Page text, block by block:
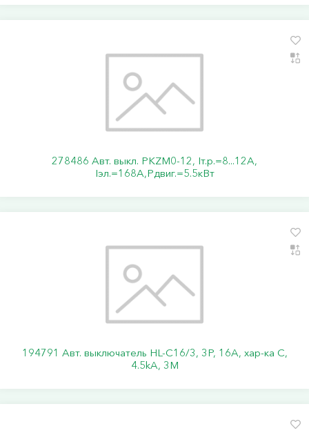
278486 Авт. выкл. PKZM0-12, Iт.р.=8...12А,
Iэл.=168А,Pдвиг.=5.5кВт
194791 Авт. выключатель HL-C16/3, 3P, 16A, хар-ка C,
4.5kA, 3M